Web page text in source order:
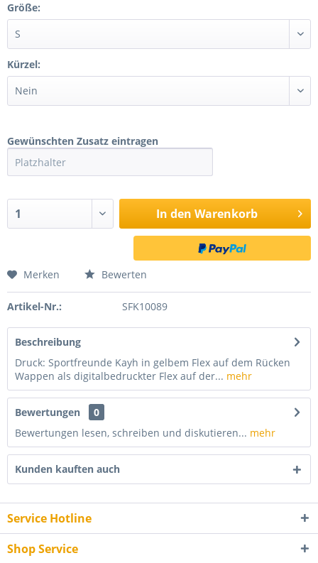
Größe:
Kürzel:
Gewünschten Zusatz eintragen
In den Warenkorb
Merken Bewerten
Artikel-Nr.: SFK10089
Beschreibung
Druck: Sportfreunde Kayh in gelbem Flex auf dem Rücken
Wappen als digitalbedruckter Flex auf der... mehr
Bewertungen
0
Bewertungen lesen, schreiben und diskutieren... mehr
Kunden kauften auch
Service Hotline
Shop Service